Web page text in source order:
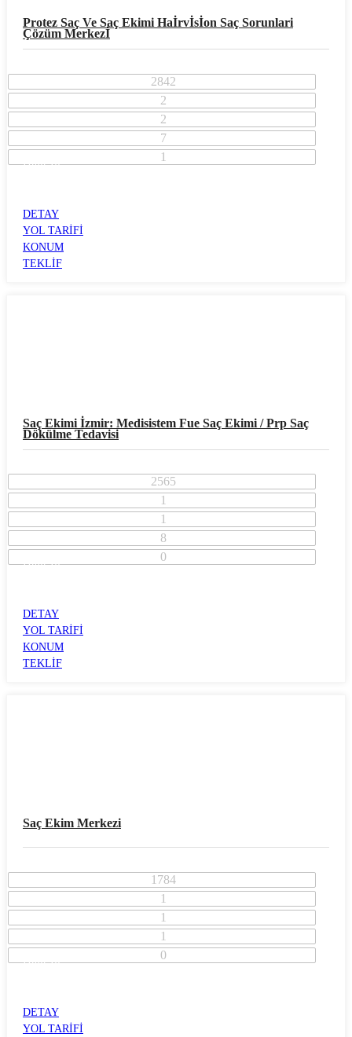
Protez Saç Ve Saç Ekimi Haİrvİsİon Saç Sorunlari
Çözüm Merkezİ
2842
2
2
7
1
İzmir İli
DETAY
YOL TARİFİ
KONUM
TEKLİF
Saç Ekimi İzmir: Medisistem Fue Saç Ekimi / Prp Saç
Dökülme Tedavisi
2565
1
1
8
0
İzmir İli
DETAY
YOL TARİFİ
KONUM
TEKLİF
Saç Ekim Merkezi
1784
1
1
1
0
İzmir İli
DETAY
YOL TARİFİ